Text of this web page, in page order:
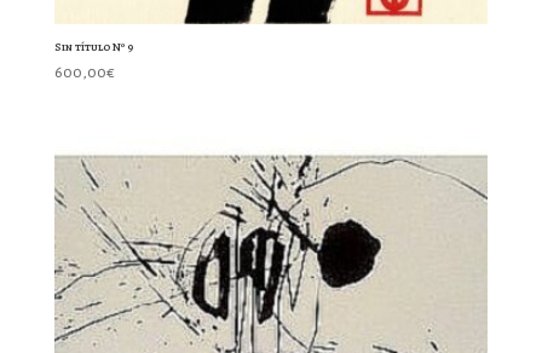
Sin título Nº 9
600,00€